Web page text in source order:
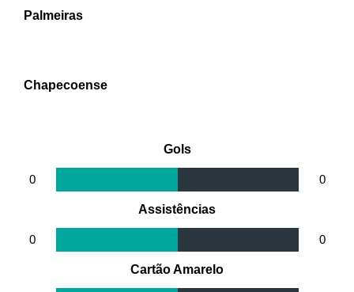
Palmeiras
Chapecoense
Gols
0 0
Assistências
0 0
Cartão Amarelo